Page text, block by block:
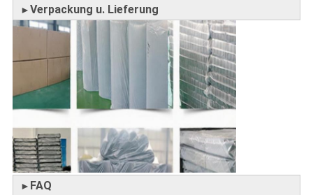
►Verpackung u. Lieferung
► FAQ